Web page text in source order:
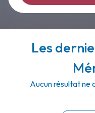
Les
Aucun résultat ne